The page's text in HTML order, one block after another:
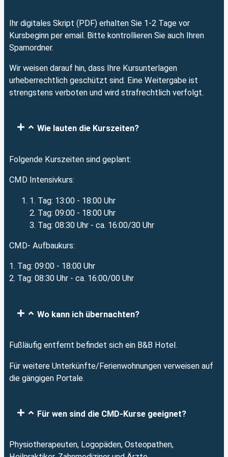
Ihr digitales Skript (PDF) erhalten Sie 1-2 Tage vor
Kursbeginn per email. Bitte kontrollieren Sie auch Ihren
Spamordner.
Wir weisen darauf hin, dass Ihre Kursunterlagen
urheberrechtlich geschützt sind. Eine Weitergabe ist
strengstens verboten und wird strafrechtlich verfolgt.
Wie lauten die Kurszeiten?
Folgende Kurszeiten sind geplant:
CMD Intensivkurs:
1. Tag: 13:00 - 18:00 Uhr
2. Tag: 09:00 - 18:00 Uhr
3. Tag: 08:30 Uhr - ca. 16:00/30 Uhr
CMD- Aufbaukurs:
1. Tag: 09:00 - 18:00 Uhr
2. Tag: 08:30 Uhr - ca. 16:00/00 Uhr
Wo kann ich übernachten?
Fußläufig entfernt befindet sich ein B&B Hotel.
Für weitere Unterkünfte/Ferienwohnungen verweisen auf
die gängigen Portale.
Für wen sind die CMD-Kurse geeignet?
Physiotherapeuten, Logopäden, Osteopathen,